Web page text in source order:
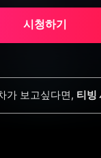
시청하기
가 보고싶다면, 티빙